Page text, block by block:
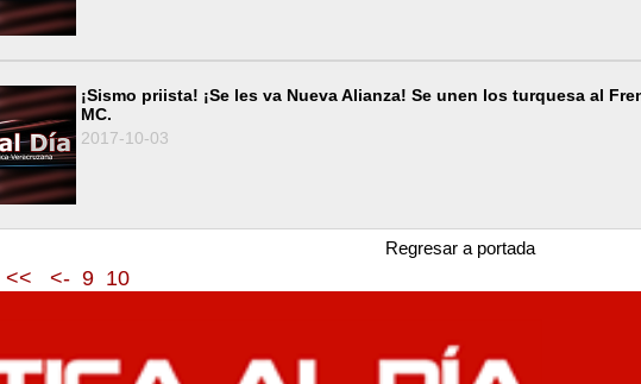
¡Sismo priista! ¡Se les va Nueva Alianza! Se unen los turquesa al
MC.
2017-10-03
Regresar a portada
<< <- 9 10